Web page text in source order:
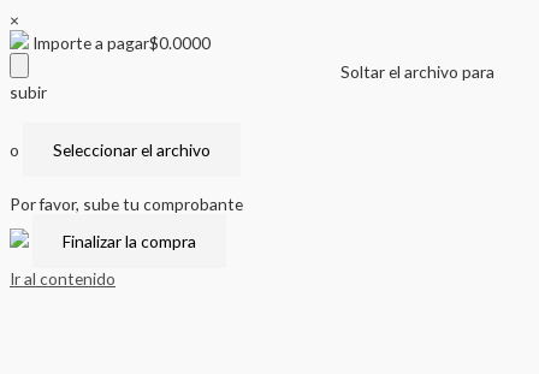
×
Importe a pagar$0.0000
Soltar el archivo para
subir
o Seleccionar el archivo
Por favor, sube tu comprobante
Ir al contenido